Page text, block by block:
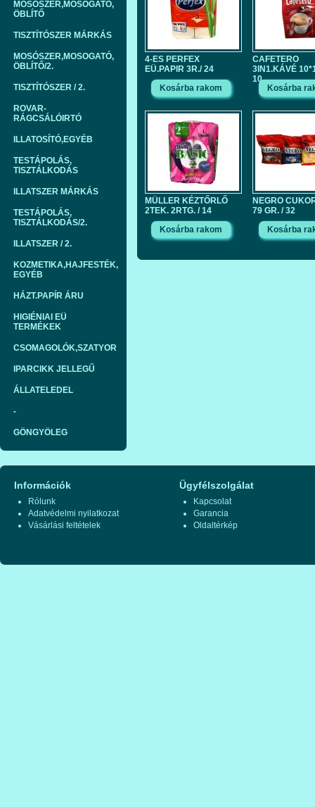
MOSÓSZER,MOSOGATÓ,
ÖBLÍTŐ
TISZTÍTÓSZER MÁRKÁS
MOSÓSZER,MOSOGATÓ,
ÖBLÍTŐ/2.
TISZTÍTÓSZER / 2.
ROVAR-
RÁGCSÁLÓIRTÓ
ILLATOSÍTÓ,EGYÉB
TESTÁPOLÁS,
TISZTÁLKODÁS
ILLATSZER MÁRKÁS
TESTÁPOLÁS,
TISZTÁLKODÁS/2.
ILLATSZER / 2.
KOZMETIKA,HAJFESTÉK,
EGYÉB
HÁZT.PAPÍR ÁRU
HIGIÉNIAI EÜ
TERMÉKEK
CSOMAGOLÓK,SZATYOR
IPARCIKK JELLEGŰ
ÁLLATELEDEL
-
GÖNGYÖLEG
4-ES PERFEX
EÜ.PAPIR 3R./ 24
CAFETERO
3IN1.KÁVÉ
10
MÜLLER KÉZTŐRLŐ
2TEK. 2RTG. / 14
NEGRO
79 GR. / 32
Információk
Rólunk
Adatvédelmi nyilatkozat
Vásárlási feltételek
Ügyfélszolgálat
Kapcsolat
Garancia
Oldaltérkép